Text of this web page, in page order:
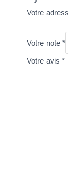
Votre
Votre note*
Votre avis*